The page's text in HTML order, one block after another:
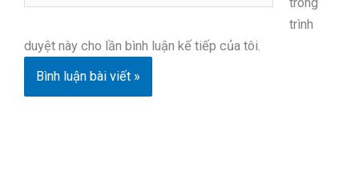
trong
trình
duyệt này cho lần bình luận kế tiếp của tôi.